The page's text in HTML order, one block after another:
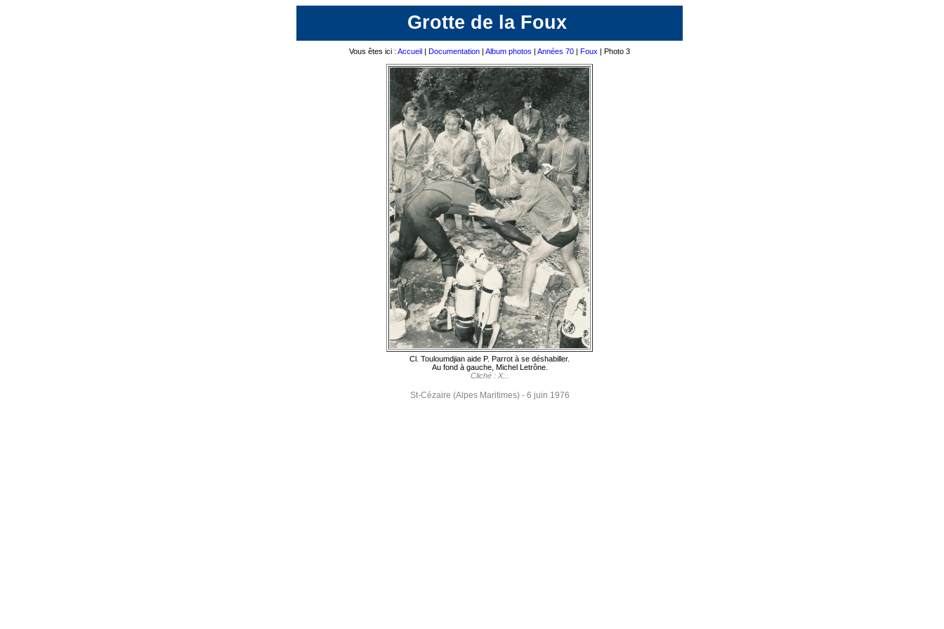
Grotte de la Foux
Vous êtes ici : Accueil | Documentation | Album photos | Années 70 | Foux | Photo 3
Cl. Touloumdjian aide P. Parrot à se déshabiller.
Au fond à gauche, Michel Letrône.
Cliché : X...
St-Cézaire (Alpes Maritimes) - 6 juin 1976